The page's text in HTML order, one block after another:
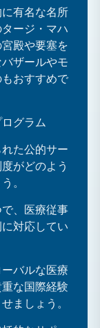
ち、それは仕
益となるでし
なりますか？
は、私立病院
歴に応じて必
バーシッププ
外傷科、看護
機会を得られ
ょうか？
学習と異文化
供します。イ
である理由は
有名な名所
ージ・マハ
殿や要塞を
ザールやモ
おすすめで
グラム
た公的サー
がどのよう
。
、医療従事
対応してい
バルな医療
な国際経験
ましょう。